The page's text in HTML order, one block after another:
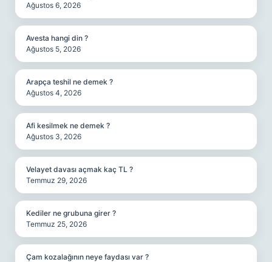
Ağustos 6, 2026
Avesta hangi din ?
Ağustos 5, 2026
Arapça teshil ne demek ?
Ağustos 4, 2026
Afi kesilmek ne demek ?
Ağustos 3, 2026
Velayet davası açmak kaç TL ?
Temmuz 29, 2026
Kediler ne grubuna girer ?
Temmuz 25, 2026
Çam kozalağının neye faydası var ?